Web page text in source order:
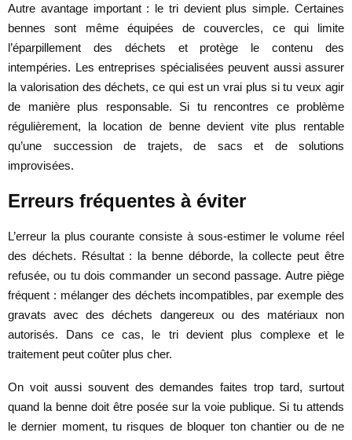
Autre avantage important : le tri devient plus simple. Certaines
bennes sont même équipées de couvercles, ce qui limite
l’éparpillement des déchets et protège le contenu des
intempéries. Les entreprises spécialisées peuvent aussi assurer
la valorisation des déchets, ce qui est un vrai plus si tu veux agir
de manière plus responsable. Si tu rencontres ce problème
régulièrement, la location de benne devient vite plus rentable
qu’une succession de trajets, de sacs et de solutions
improvisées.
Erreurs fréquentes à éviter
L’erreur la plus courante consiste à sous-estimer le volume réel
des déchets. Résultat : la benne déborde, la collecte peut être
refusée, ou tu dois commander un second passage. Autre piège
fréquent : mélanger des déchets incompatibles, par exemple des
gravats avec des déchets dangereux ou des matériaux non
autorisés. Dans ce cas, le tri devient plus complexe et le
traitement peut coûter plus cher.
On voit aussi souvent des demandes faites trop tard, surtout
quand la benne doit être posée sur la voie publique. Si tu attends
le dernier moment, tu risques de bloquer ton chantier ou de ne